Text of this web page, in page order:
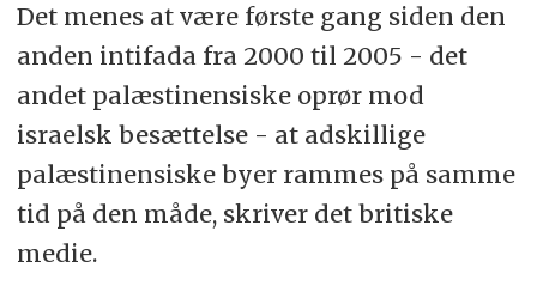
Det menes at være første gang siden den
anden intifada fra 2000 til 2005 - det
andet palæstinensiske oprør mod
israelsk besættelse - at adskillige
palæstinensiske byer rammes på samme
tid på den måde, skriver det britiske
medie.